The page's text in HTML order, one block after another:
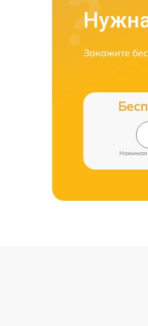
Закажите
Нажимая